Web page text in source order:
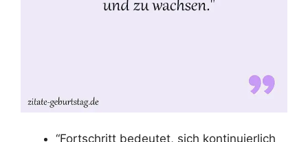
“Fortschritt bedeutet, sich kontinuierlich